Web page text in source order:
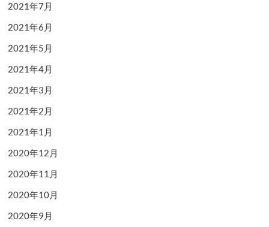
2021年7月
2021年6月
2021年5月
2021年4月
2021年3月
2021年2月
2021年1月
2020年12月
2020年11月
2020年10月
2020年9月